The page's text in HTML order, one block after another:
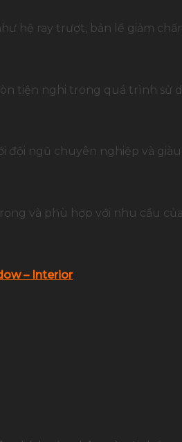
hệ ray trượt, bản lề giảm
tiện nghi trong quá trình sử
đội ngũ chuyên nghiệp và
và phù hợp với nhu cầu
– Interior